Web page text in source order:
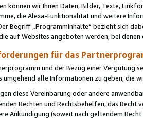
können wir Ihnen Daten, Bilder, Texte,
die Alexa-Funktionalität und weitere
Begriff „Programminhalte“ bezieht sich
auf Websites angeboten werden, bei
für das
und der Bezug einer Vergütung
umgehend alle Informationen zu geben, die
diese Vereinbarung oder andere
Rechten und Rechtsbehelfen, das
Ankündigung (soweit nach geltendem